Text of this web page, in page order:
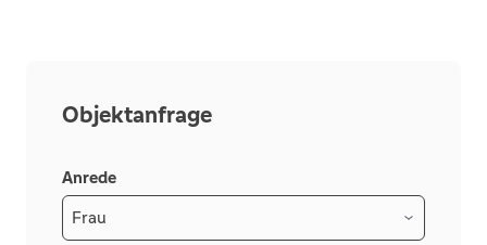
Objektanfrage
Anrede